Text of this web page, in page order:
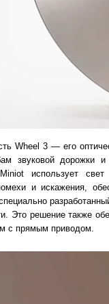
Wheel 3 — его
звуковой дорожки
использует
и искажения,
Это решение также
с прямым приводом.